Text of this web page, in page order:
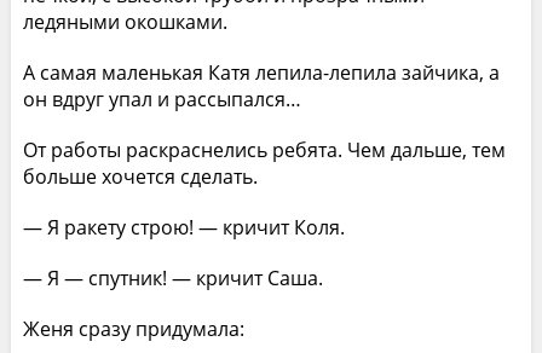
ледяными окошками.
А самая маленькая Катя лепила-лепила зайчика, а
он вдруг упал и рассыпался…
От работы раскраснелись ребята. Чем дальше, тем
больше хочется сделать.
— Я ракету строю! — кричит Коля.
— Я — спутник! — кричит Саша.
Женя сразу придумала: